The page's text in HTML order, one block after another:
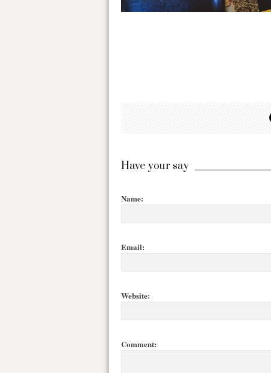
Have your say
Name:
Email:
Website:
Comment: